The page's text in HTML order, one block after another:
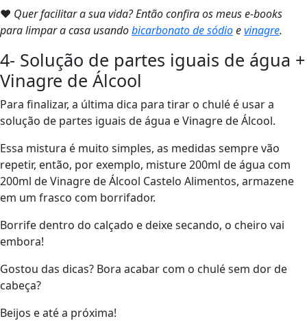
❤ Quer facilitar a sua vida? Então confira os meus e-books
para limpar a casa usandobicarbonato de sódioevinagre.
4- Solução de partes iguais de água +
Vinagre de Álcool
Para finalizar, a última dica para tirar o chulé é usar a
solução de partes iguais de água e Vinagre de Álcool.
Essa mistura é muito simples, as medidas sempre vão
repetir, então, por exemplo, misture 200ml de água com
200ml de Vinagre de Álcool Castelo Alimentos, armazene
em um frasco com borrifador.
Borrife dentro do calçado e deixe secando, o cheiro vai
embora!
Gostou das dicas? Bora acabar com o chulé sem dor de
cabeça?
Beijos e até a próxima!